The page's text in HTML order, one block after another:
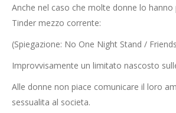
Anche nel caso che molte donne lo
Tinder mezzo corrente:
(Spiegazione: No One Night Stand /
Improvvisamente un limitato nascosto
Alle donne non piace comunicare il loro
sessualita al societa.